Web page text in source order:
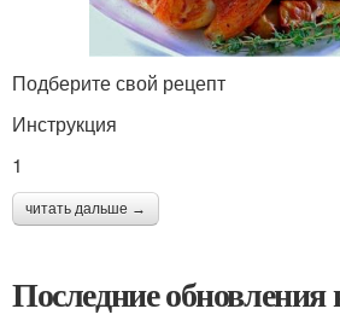
Подберите свой рецепт
Инструкция
1
читать дальше →
Последние обновления